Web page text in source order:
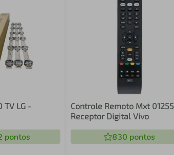
pontos
Controle Remoto Mxt 01255
Receptor Digital Vivo
830 pontos